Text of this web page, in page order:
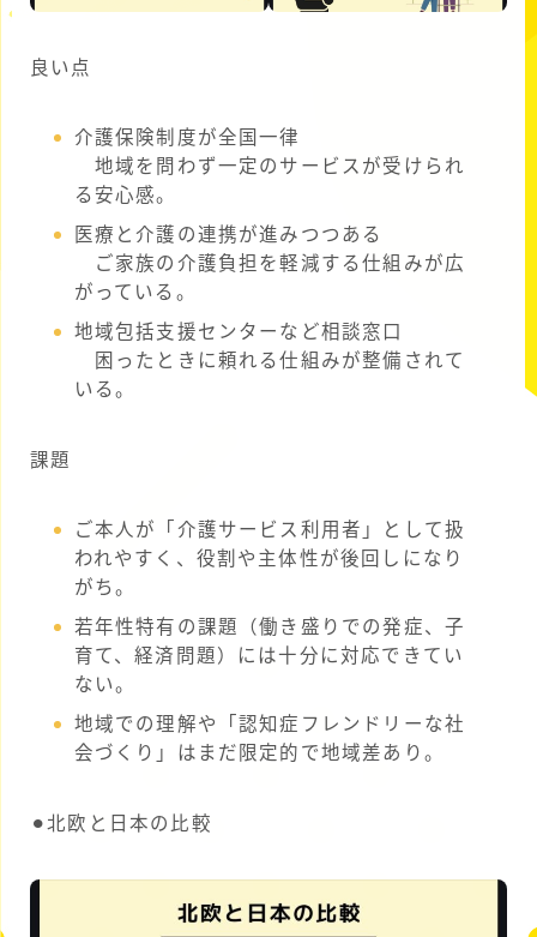
良い点
介護保険制度が全国一律
地域を問わず一定のサービスが受けられ
る安心感。
医療と介護の連携が進みつつある
ご家族の介護負担を軽減する仕組みが広
がっている。
地域包括支援センターなど相談窓口
困ったときに頼れる仕組みが整備されて
いる。
課題
ご本人が「介護サービス利用者」として扱
われやすく、役割や主体性が後回しになり
がち。
若年性特有の課題（働き盛りでの発症、子
育て、経済問題）には十分に対応できてい
ない。
地域での理解や「認知症フレンドリーな社
会づくり」はまだ限定的で地域差あり。
⚫︎北欧と日本の比較